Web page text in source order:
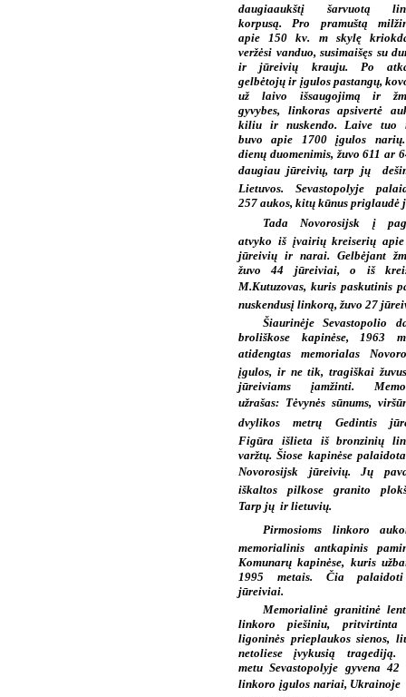
daugiaaukštį šarvuotą
korpusą. Pro pramuštą
apie 150 kv. m skylę
veržėsi vanduo, susimaišęs su
ir jūreivių krauju. Po
gelbėtojų ir įgulos pastangų,
už laivo išsaugojimą ir
gyvybes, linkoras apsivertė
kiliu ir nuskendo. Laive tuo
buvo apie 1700 įgulos
dienų duomenimis, žuvo 611 ar
daugiau jūreivių, tarp jų 
Lietuvos. Sevastopolyje
257 aukos, kitų kūnus priglaudė
Tada Novorosijsk į
atvyko iš įvairių kreiserių
jūreivių ir narai. Gelbėjant
žuvo 44 jūreiviai, o iš
M.Kutuzovas, kuris paskutinis
nuskendusį linkorą, žuvo 27
Šiaurinėje Sevastopolio
broliškose kapinėse, 1963
atidengtas memorialas
įgulos, ir ne tik, tragiškai
jūreiviams įamžinti.
užrašas: Tėvynės sūnums,
dvylikos metrų Gedintis
Figūra išlieta iš bronzinių
varžtų. Šiose kapinėse
Novorosijsk jūreivių. Jų
iškaltos pilkose granito
Tarp jų  ir lietuvių.
Pirmosioms linkoro
memorialinis antkapinis
Komunarų kapinėse, kuris
1995 metais. Čia
jūreiviai.
Memorialinė granitinė
linkoro piešiniu, pritvirtinta
ligoninės prieplaukos sienos,
netoliese įvykusią tragediją.
metu Sevastopolyje gyvena 42
linkoro įgulos nariai, Ukrainoje